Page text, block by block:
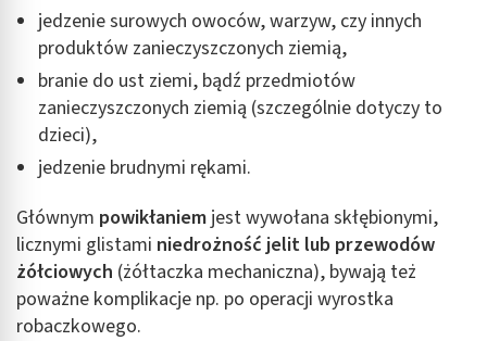
jedzenie surowych owoców, warzyw, czy innych
produktów zanieczyszczonych ziemią,
branie do ust ziemi, bądź przedmiotów
zanieczyszczonych ziemią (szczególnie dotyczy to
dzieci),
jedzenie brudnymi rękami.
Głównym powikłaniem jest wywołana skłębionymi,
licznymi glistami niedrożność jelit lub przewodów
żółciowych (żółtaczka mechaniczna), bywają też
poważne komplikacje np. po operacji wyrostka
robaczkowego.